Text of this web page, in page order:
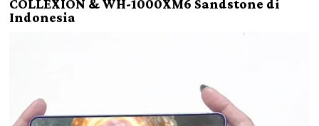
COLLEXION & WH-1000XM6 Sandstone di
Indonesia